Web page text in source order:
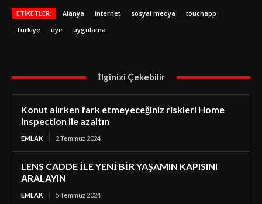
ETIKETLER: Alanya internet sosyal medya
touchapp
Türkiye
üye uygulama
İlginizi Çekebilir
Konut alırken fark etmeyeceğiniz riskleri Home
Inspection ile azaltın
EMLAK 2 Temmuz 2024
LENS CADDE İLE YENİ BİR YAŞAMIN KAPISINI
ARALAYIN
EMLAK 5 Temmuz 2024